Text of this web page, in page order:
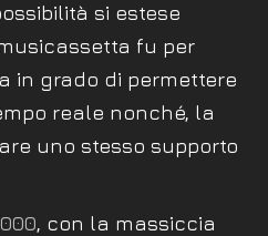
si estese
fu per
in grado di permettere
reale nonché, la
uno stesso supporto
, con la massiccia